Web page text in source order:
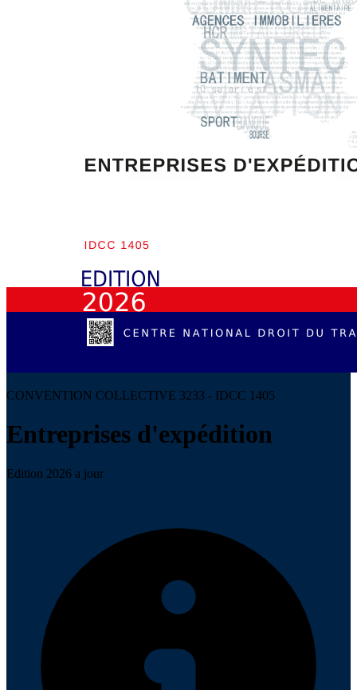
CONVENTION COLLECTIVE 3233 - IDCC 1405
Entreprises d'expédition
Edition 2026 a jour